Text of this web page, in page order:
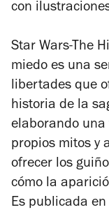
con
Star Wars-The
miedo es una
libertades que
historia de la
elaborando
propios mitos y
ofrecer los
cómo la
Es publicada